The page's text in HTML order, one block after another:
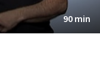
90 min